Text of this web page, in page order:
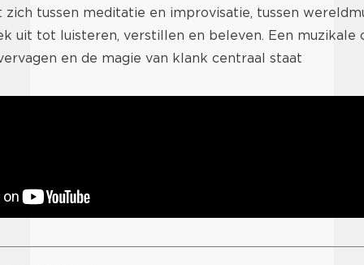
tussen meditatie en improvisatie, tussen
uit tot luisteren, verstillen en beleven. Een muzikale
en de magie van klank centraal staat